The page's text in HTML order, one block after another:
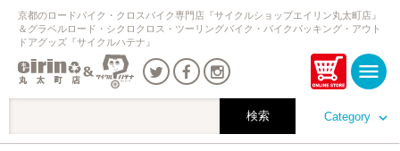
Category
京都のロードバイク・クロスバイク専門店『サイクルショップエイリン丸太町店』
＆グラベルロード・シクロクロス・ツーリングバイク・バイクパッキング・アウト
ドアグッズ『サイクルハテナ』